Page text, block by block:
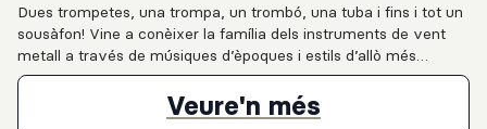
Dues trompetes, una trompa, un trombó, una tuba i fins i tot un
sousàfon! Vine a conèixer la família dels instruments de vent
metall a través de músiques d’èpoques i estils d’allò més
diversos. Un clàssic amb una nova posada en escena que no
deixarà ningú indiferent.Veure'n més